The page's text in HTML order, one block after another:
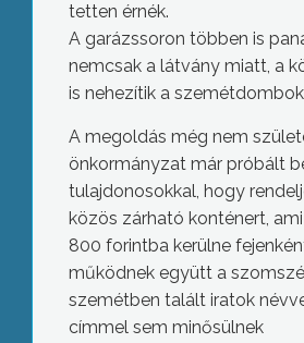
tetten érnék.
A garázssoron többen is
nemcsak a látvány miatt, a
is nehezítik a
A megoldás még nem
önkormányzat már próbált
tulajdonosokkal, hogy
közös zárható konténert,
800 forintba kerülne
működnek együtt a
szemétben talált iratok
címmel sem minősülnek